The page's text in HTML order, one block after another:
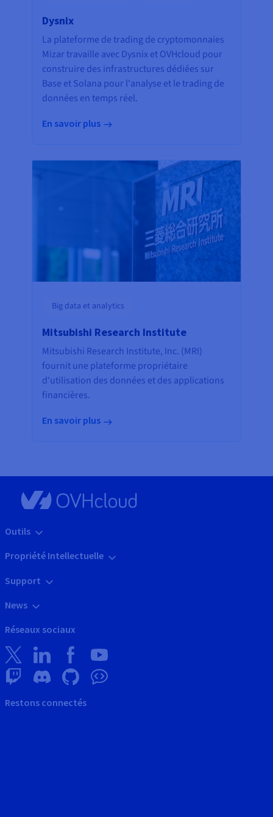
Dysnix
La plateforme de trading de cryptomonnaies
Mizar travaille avec Dysnix et OVHcloud pour
construire des infrastructures dédiées sur
Base et Solana pour l'analyse et le trading de
données en temps réel.
En savoir plus
Big data et analytics
Mitsubishi Research Institute
Mitsubishi Research Institute, Inc. (MRI)
fournit une plateforme propriétaire
d'utilisation des données et des applications
financières.
En savoir plus
Outils
Propriété Intellectuelle
Support
News
Réseaux sociaux
Restons connectés